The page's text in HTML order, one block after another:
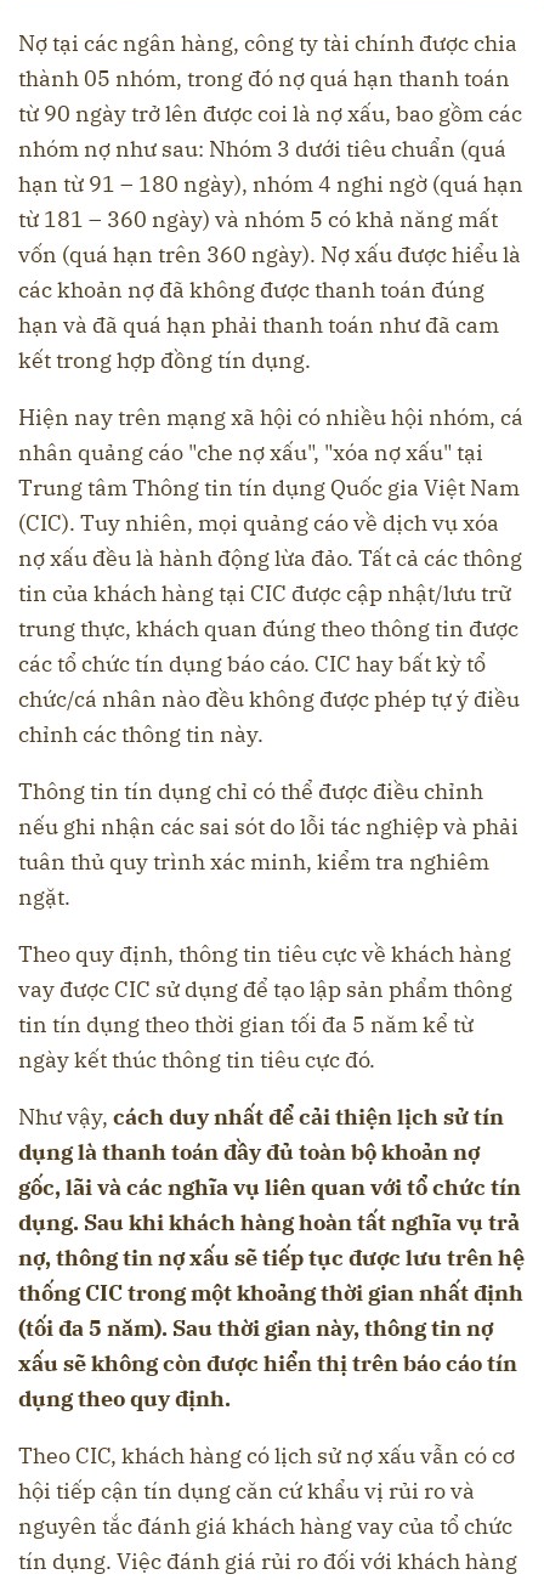
Nợ tại các ngân hàng, công ty tài chính được chia
thành 05 nhóm, trong đó nợ quá hạn thanh toán
từ 90 ngày trở lên được coi là nợ xấu, bao gồm các
nhóm nợ như sau: Nhóm 3 dưới tiêu chuẩn (quá
hạn từ 91 – 180 ngày), nhóm 4 nghi ngờ (quá hạn
từ 181 – 360 ngày) và nhóm 5 có khả năng mất
vốn (quá hạn trên 360 ngày). Nợ xấu được hiểu là
các khoản nợ đã không được thanh toán đúng
hạn và đã quá hạn phải thanh toán như đã cam
kết trong hợp đồng tín dụng.
Hiện nay trên mạng xã hội có nhiều hội nhóm, cá
nhân quảng cáo "che nợ xấu", "xóa nợ xấu" tại
Trung tâm Thông tin tín dụng Quốc gia Việt Nam
(CIC). Tuy nhiên, mọi quảng cáo về dịch vụ xóa
nợ xấu đều là hành động lừa đảo. Tất cả các thông
tin của khách hàng tại CIC được cập nhật/lưu trữ
trung thực, khách quan đúng theo thông tin được
các tổ chức tín dụng báo cáo. CIC hay bất kỳ tổ
chức/cá nhân nào đều không được phép tự ý điều
chỉnh các thông tin này.
Thông tin tín dụng chỉ có thể được điều chỉnh
nếu ghi nhận các sai sót do lỗi tác nghiệp và phải
tuân thủ quy trình xác minh, kiểm tra nghiêm
ngặt.
Theo quy định, thông tin tiêu cực về khách hàng
vay được CIC sử dụng để tạo lập sản phẩm thông
tin tín dụng theo thời gian tối đa 5 năm kể từ
ngày kết thúc thông tin tiêu cực đó.
Như vậy, cách duy nhất để cải thiện lịch sử tín
dụng là thanh toán đầy đủ toàn bộ khoản nợ
gốc, lãi và các nghĩa vụ liên quan với tổ chức tín
dụng. Sau khi khách hàng hoàn tất nghĩa vụ trả
nợ, thông tin nợ xấu sẽ tiếp tục được lưu trên hệ
thống CIC trong một khoảng thời gian nhất định
(tối đa 5 năm). Sau thời gian này, thông tin nợ
xấu sẽ không còn được hiển thị trên báo cáo tín
dụng theo quy định.
Theo CIC, khách hàng có lịch sử nợ xấu vẫn có cơ
hội tiếp cận tín dụng căn cứ khẩu vị rủi ro và
nguyên tắc đánh giá khách hàng vay của tổ chức
tín dụng. Việc đánh giá rủi ro đối với khách hàng